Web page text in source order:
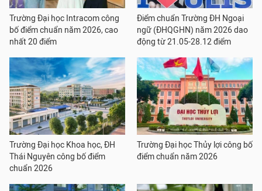
Trường Đại học Intracom công
bố điểm chuẩn năm 2026, cao
nhất 20 điểm
Điểm chuẩn Trường ĐH Ngoại
ngữ (ĐHQGHN) năm 2026 dao
động từ 21.05-28.12 điểm
Trường Đại học Khoa học, ĐH
Thái Nguyên công bố điểm
chuẩn 2026
Trường Đại học Thủy lợi công bố
điểm chuẩn năm 2026